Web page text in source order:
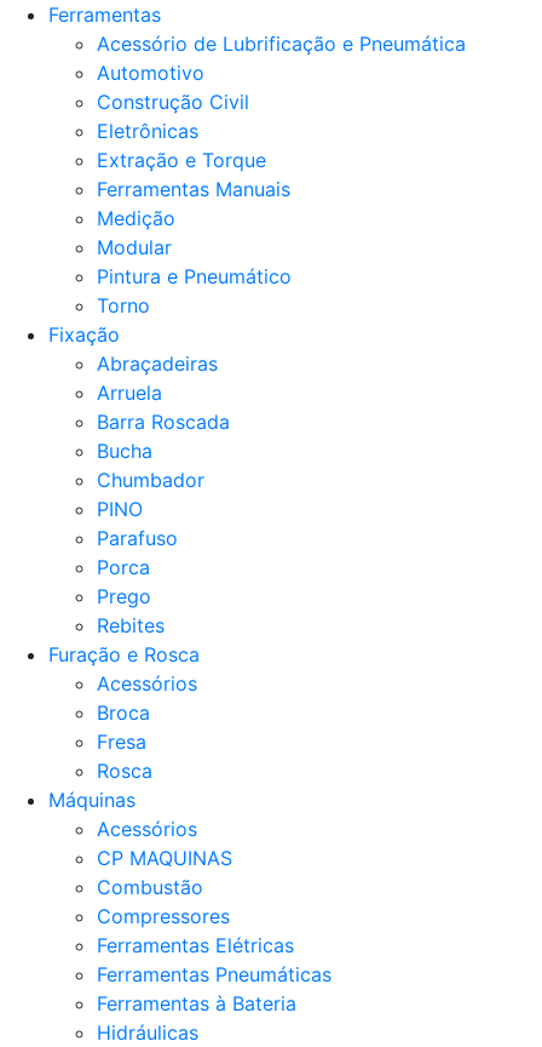
Ferramentas
Acessório de Lubrificação e Pneumática
Automotivo
Construção Civil
Eletrônicas
Extração e Torque
Ferramentas Manuais
Medição
Modular
Pintura e Pneumático
Torno
Fixação
Abraçadeiras
Arruela
Barra Roscada
Bucha
Chumbador
PINO
Parafuso
Porca
Prego
Rebites
Furação e Rosca
Acessórios
Broca
Fresa
Rosca
Máquinas
Acessórios
CP MAQUINAS
Combustão
Compressores
Ferramentas Elétricas
Ferramentas Pneumáticas
Ferramentas à Bateria
Hidráulicas